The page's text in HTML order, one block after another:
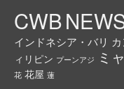
CWB
インドネシア・バリ
ィリピン プーンアジ ミ
花 花屋 蓮